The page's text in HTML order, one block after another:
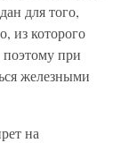
для того,
из которого
при
железными
на